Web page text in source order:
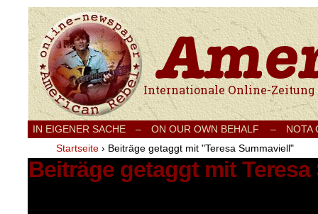
Internationale Onlinezeitung für Frieden,
IN EIGENER SACHE – ON OUR OWN BEHALF –
NOTA
Startseite › Beiträge getaggt mit "Teresa Summaviell"
Beiträge getaggt mit